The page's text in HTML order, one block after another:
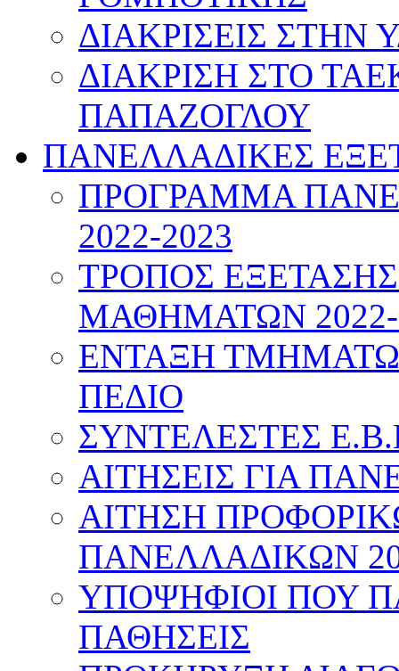
ΔΙΑΚΡΙΣΕΙΣ ΣΤΗΝ
ΔΙΑΚΡΙΣΗ ΣΤΟ
ΠΑΠΑΖΟΓΛΟΥ
ΠΑΝΕΛΛΑΔΙΚΕΣ
ΠΡΟΓΡΑΜΜΑ
2022-2023
ΤΡΟΠΟΣ
ΜΑΘΗΜΑΤΩΝ 2022-
ΕΝΤΑΞΗ
ΠΕΔΙΟ
ΣΥΝΤΕΛΕΣΤΕΣ
ΑΙΤΗΣΕΙΣ ΓΙΑ
ΑΙΤΗΣΗ
ΠΑΝΕΛΛΑΔΙΚΩΝ
ΥΠΟΨΗΦΙΟΙ ΠΟΥ
ΠΑΘΗΣΕΙΣ